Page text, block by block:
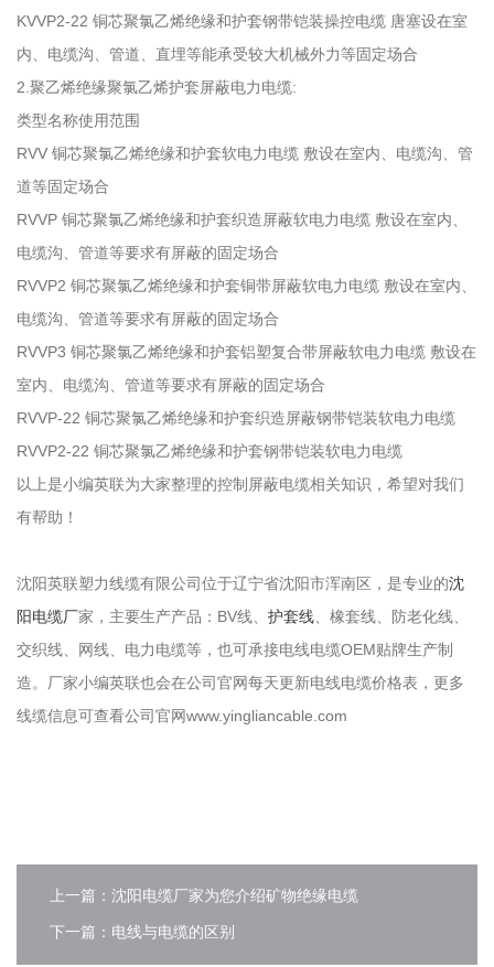
KVVP2-22 铜芯聚氯乙烯绝缘和护套钢带铠装操控电缆 唐塞设在室
内、电缆沟、管道、直埋等能承受较大机械外力等固定场合
2.聚乙烯绝缘聚氯乙烯护套屏蔽电力电缆:
类型名称使用范围
RVV 铜芯聚氯乙烯绝缘和护套软电力电缆 敷设在室内、电缆沟、管
道等固定场合
RVVP 铜芯聚氯乙烯绝缘和护套织造屏蔽软电力电缆 敷设在室内、
电缆沟、管道等要求有屏蔽的固定场合
RVVP2 铜芯聚氯乙烯绝缘和护套铜带屏蔽软电力电缆 敷设在室内、
电缆沟、管道等要求有屏蔽的固定场合
RVVP3 铜芯聚氯乙烯绝缘和护套铝塑复合带屏蔽软电力电缆 敷设在
室内、电缆沟、管道等要求有屏蔽的固定场合
RVVP-22 铜芯聚氯乙烯绝缘和护套织造屏蔽钢带铠装软电力电缆
RVVP2-22 铜芯聚氯乙烯绝缘和护套钢带铠装软电力电缆
以上是小编英联为大家整理的控制屏蔽电缆相关知识，希望对我们
有帮助！
沈阳英联塑力线缆有限公司位于辽宁省沈阳市浑南区，是专业的沈
阳电缆厂家，主要生产产品：BV线、 护套线 、橡套线、防老化线、
交织线、网线、电力电缆等，也可承接电线电缆OEM贴牌生产制
造。厂家小编英联也会在公司官网每天更新电线电缆价格表，更多
线缆信息可查看公司官网www.yingliancable.com
上一篇：沈阳电缆厂家为您介绍矿物绝缘电缆
下一篇：电线与电缆的区别